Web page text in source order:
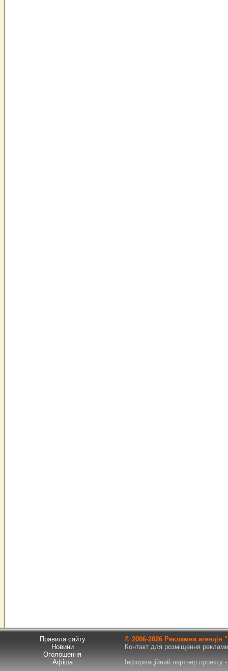
Правила сайту
Новини
Оголошення
Афіша
© 2006-2026 Рекламна
Контакт для розміщення
Інформаційний партнер проекту